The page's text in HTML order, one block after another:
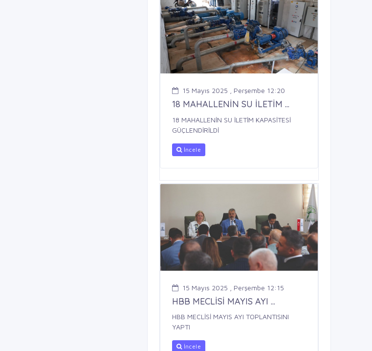
15 Mayıs 2025 , Perşembe 12:20
18 MAHALLENİN SU İLETİM ...
18 MAHALLENİN SU İLETİM KAPASİTESİ
GÜÇLENDİRİLDİ
İncele
15 Mayıs 2025 , Perşembe 12:15
HBB MECLİSİ MAYIS AYI ...
HBB MECLİSİ MAYIS AYI TOPLANTISINI
YAPTI
İncele